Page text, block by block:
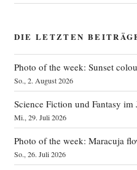
DIE LETZTEN
Photo of the week: Sunset
So., 2. August 2026
Science Fiction und Fantasy
Mi., 29. Juli 2026
Photo of the week: Maracuja
So., 26. Juli 2026